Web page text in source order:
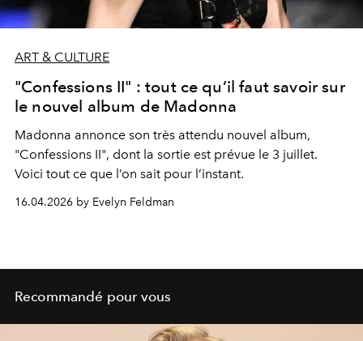
ART & CULTURE
"Confessions II" : tout ce qu’il faut savoir sur
le nouvel album de Madonna
Madonna annonce son très attendu nouvel album,
"Confessions II", dont la sortie est prévue le 3 juillet.
Voici tout ce que l’on sait pour l’instant.
16.04.2026 by Evelyn Feldman
Recommandé pour vous